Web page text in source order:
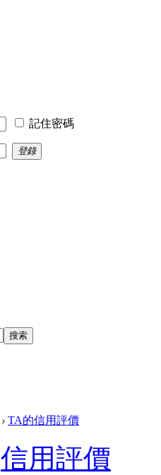
記住密碼
登錄
搜索
› TA的信用評價
信用評價